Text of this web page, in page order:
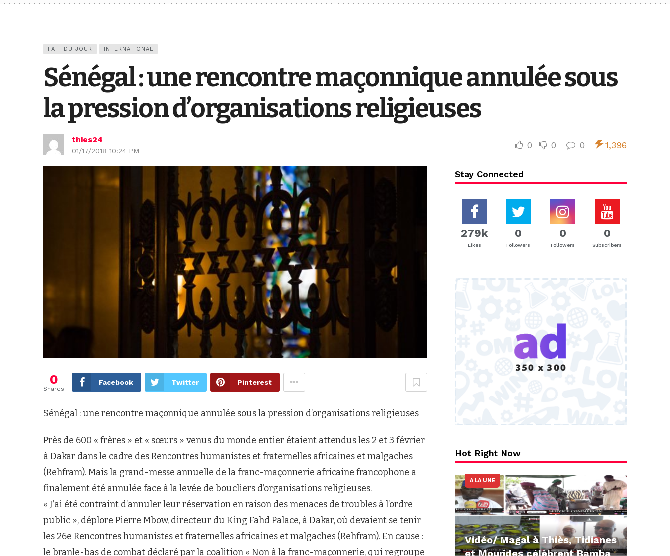
FAIT DU JOUR INTERNATIONAL
Sénégal : une rencontre maçonnique annulée sous
la pression d’organisations religieuses
thies24
01/17/2018 10:24 PM
0 0 0 1,396
0
Shares
Facebook Twitter Pinterest
Sénégal : une rencontre maçonnique annulée sous la pression d’organisations religieuses
Près de 600 « frères » et « sœurs » venus du monde entier étaient attendus les 2 et 3 février
à Dakar dans le cadre des Rencontres humanistes et fraternelles africaines et malgaches
(Rehfram). Mais la grand-messe annuelle de la franc-maçonnerie africaine francophone a
finalement été annulée face à la levée de boucliers d’organisations religieuses.
« J’ai été contraint d’annuler leur réservation en raison des menaces de troubles à l’ordre
public », déplore Pierre Mbow, directeur du King Fahd Palace, à Dakar, où devaient se tenir
les 26e Rencontres humanistes et fraternelles africaines et malgaches (Rehfram). En cause :
le branle-bas de combat déclaré par la coalition « Non à la franc-maçonnerie, qui regroupe
Stay Connected
279k
Likes
0
Followers
0
Followers
0
Subscribers
Hot Right Now
A LA UNE
Vidéo/ Magal à Thiès, Tidianes
et Mourides célèbrent Bamba